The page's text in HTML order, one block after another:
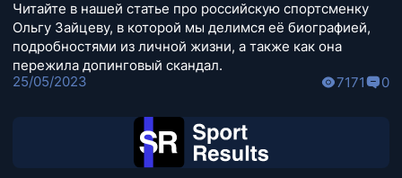
Читайте в нашей статье про российскую спортсменку
Ольгу Зайцеву, в которой мы делимся её биографией,
подробностями из личной жизни, а также как она
пережила допинговый скандал.
25/05/2023
7171 0